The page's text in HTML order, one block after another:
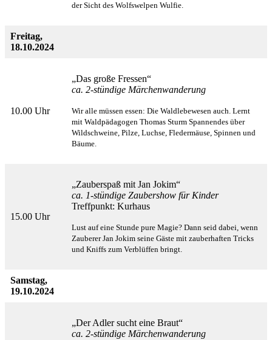
der Sicht des Wolfswelpen Wulfie.
Freitag,
18.10.2024
10.00 Uhr
„Das große Fressen“
ca. 2-stündige Märchenwanderung
Wir alle müssen essen: Die Waldlebewesen auch. Lernt
mit Waldpädagogen Thomas Sturm Spannendes über
Wildschweine, Pilze, Luchse, Fledermäuse, Spinnen und
Bäume.
15.00 Uhr
„Zauberspaß mit Jan Jokim“
ca. 1-stündige Zaubershow für Kinder
Treffpunkt: Kurhaus
Lust auf eine Stunde pure Magie? Dann seid dabei, wenn
Zauberer Jan Jokim seine Gäste mit zauberhaften Tricks
und Kniffs zum Verblüffen bringt.
Samstag,
19.10.2024
„Der Adler sucht eine Braut“
ca. 2-stündige Märchenwanderung